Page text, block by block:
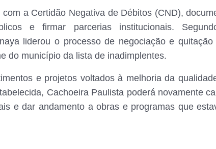
a Certidão Negativa de Débitos (CND),
e firmar parcerias institucionais.
liderou o processo de negociação e quitação
do município da lista de inadimplentes.
e projetos voltados à melhoria da
Cachoeira Paulista poderá novamente
e dar andamento a obras e programas que